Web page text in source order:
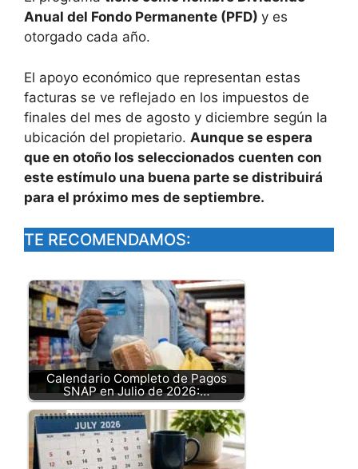
Anual del Fondo Permanente (PFD) y es
otorgado cada año.
El apoyo económico que representan estas
facturas se ve reflejado en los impuestos de
finales del mes de agosto y diciembre según la
ubicación del propietario. Aunque se espera
que en otoño los seleccionados cuenten con
este estímulo una buena parte se distribuirá
para el próximo mes de septiembre.
TE RECOMENDAMOS:
Calendario Completo de Pagos
SNAP en Julio de 2026:…